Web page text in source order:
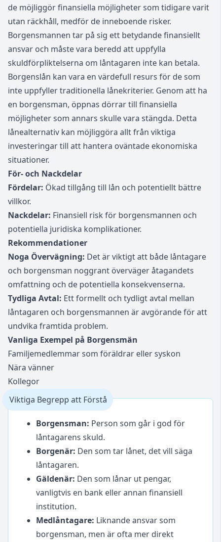
de möjliggör finansiella möjligheter som tidigare varit
utan räckhåll, medför de inneboende risker.
Borgensmannen tar på sig ett betydande finansiellt
ansvar och måste vara beredd att uppfylla
skuldförpliktelserna om låntagaren inte kan betala.
Borgenslån kan vara en värdefull resurs för de som
inte uppfyller traditionella lånekriterier. Genom att ha
en borgensman, öppnas dörrar till finansiella
möjligheter som annars skulle vara stängda. Detta
lånealternativ kan möjliggöra allt från viktiga
investeringar till att hantera oväntade ekonomiska
situationer.
För- och Nackdelar
Fördelar: Ökad tillgång till lån och potentiellt bättre
villkor.
Nackdelar: Finansiell risk för borgensmannen och
potentiella juridiska komplikationer.
Rekommendationer
Noga Övervägning: Det är viktigt att både låntagare
och borgensman noggrant överväger åtagandets
omfattning och de potentiella konsekvenserna.
Tydliga Avtal: Ett formellt och tydligt avtal mellan
låntagaren och borgensmannen är avgörande för att
undvika framtida problem.
Vanliga Exempel på Borgensmän
Familjemedlemmar som föräldrar eller syskon
Nära vänner
Kollegor
Viktiga Begrepp att Förstå
Borgensman: Person som går i god för
låntagarens skuld.
Borgenär: Den som tar lånet, det vill säga
låntagaren.
Gäldenär: Den som lånar ut pengar,
vanligtvis en bank eller annan finansiell
institution.
Medlåntagare: Liknande ansvar som
borgensman, men är ofta mer direkt